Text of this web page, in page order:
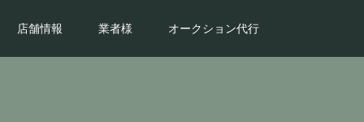
店舗情報 業者様 オークション代行